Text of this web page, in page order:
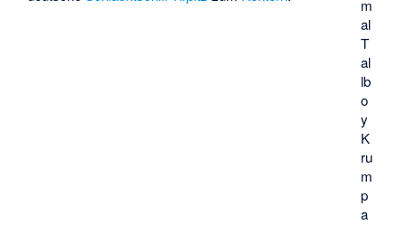
m
al
T
al
lb
o
y
K
ru
m
p
a